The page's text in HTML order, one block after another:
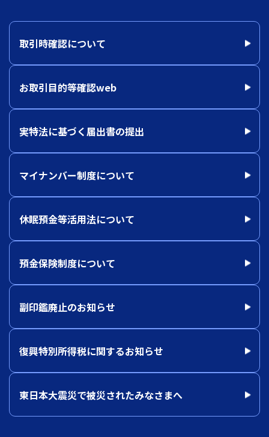
取引時確認について
お取引目的等確認web
実特法に基づく届出書の提出
マイナンバー制度について
休眠預金等活用法について
預金保険制度について
副印鑑廃止のお知らせ
復興特別所得税に関するお知らせ
東日本大震災で被災されたみなさまへ